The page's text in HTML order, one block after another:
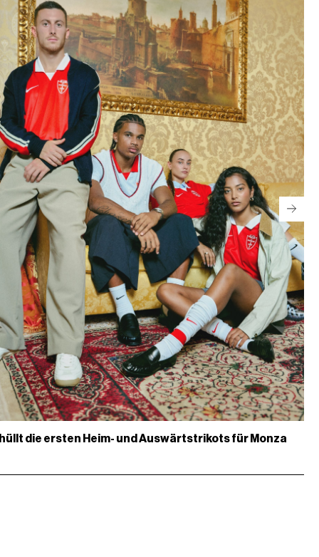
die ersten Heim- und Auswärtstrikots für Monza